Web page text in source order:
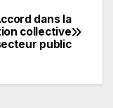
dans la
collective
public